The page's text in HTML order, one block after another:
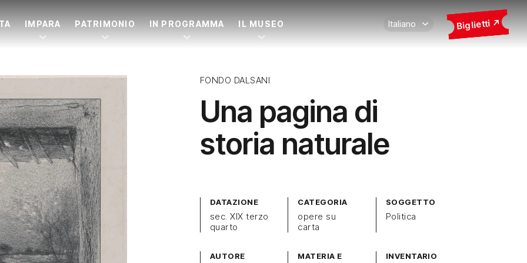
IMPARA PATRIMONIO IN PROGRAMMA IL MUSEO Biglietti
FONDO DALSANI
Una pagina di
storia naturale
DATAZIONE
sec. XIX terzo
quarto
CATEGORIA
opere su
carta
SOGGETTO
Politica
AUTORE
MATERIA E
INVENTARIO